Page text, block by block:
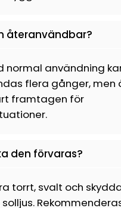
återanvändbar?
normal användning
flera gånger, men
framtagen för
den förvaras?
torrt, svalt och